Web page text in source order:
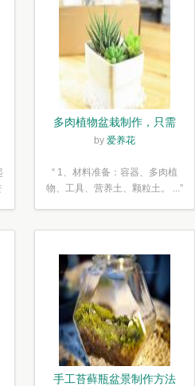
多肉植物盆栽制作，只需
简单6步
by 爱养花
“ 1、材料准备：容器、多肉植
物、工具、营养土、颗粒土。 ...”
手工苔藓瓶盆景制作方法